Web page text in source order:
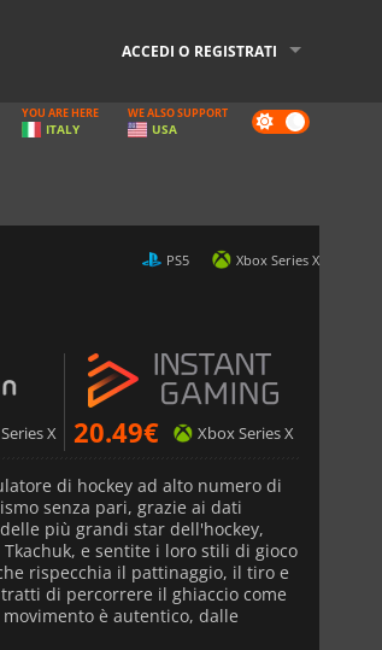
ACCEDI O REGISTRATI
Dark
mode
YOU ARE HERE
ITALY
WE ALSO SUPPORT
USA
PS5 Xbox Series X
X 20.49€ Xbox Series X
di hockey ad alto numero di
senza pari, grazie ai dati
più grandi star dell'hockey,
e sentite i loro stili di gioco
rispecchia il pattinaggio, il tiro e
di percorrere il ghiaccio come
è autentico, dalle